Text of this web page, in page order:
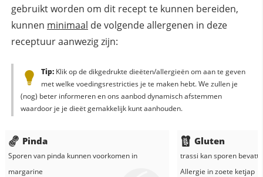
gebruikt worden om dit recept te kunnen bereiden,
kunnen minimaal de volgende allergenen in deze
receptuur aanwezig zijn:
Tip:Klik op de dikgedrukte dieëten/allergieën om aan te geven
met welke voedingsrestricties je te maken hebt. We zullen je
(nog) beter informeren en ons aanbod dynamisch afstemmen
waardoor je je dieët gemakkelijk kunt aanhouden.
Pinda
Sporen van pinda kunnen voorkomen in
margarine
Gluten
trassi kan sporen
Allergie inzoete ketjap